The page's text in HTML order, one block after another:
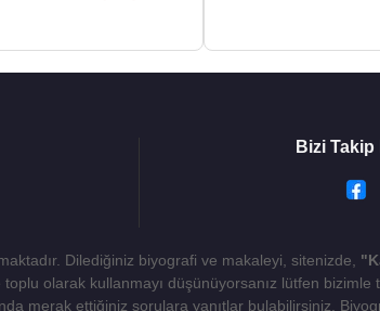
Bizi Takip
Dilediğiniz biyografi ve makaleyi, sitenizde,
olarak kullanmayı düşünüyorsanız lütfen bizimle
merak ettiğiniz sorulara yanıtlar bulabilirsiniz.